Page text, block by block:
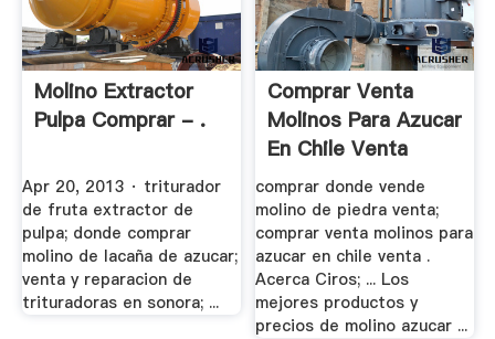
Molino Extractor
Pulpa Comprar - .
Apr 20, 2013 · triturador
de fruta extractor de
pulpa; donde comprar
molino de lacaña de azucar;
venta y reparacion de
trituradoras en sonora; ...
Comprar Venta
Molinos Para Azucar
En Chile Venta
comprar donde vende
molino de piedra venta;
comprar venta molinos para
azucar en chile venta .
Acerca Ciros; ... Los
mejores productos y
precios de molino azucar ...